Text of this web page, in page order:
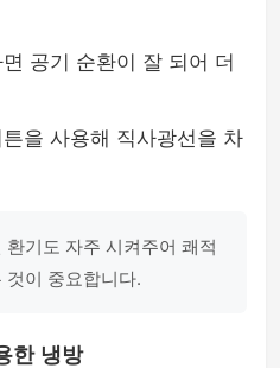
공기 순환이 잘 되어 더
을 사용해 직사광선을 차
기도 자주 시켜주어 쾌적
것이 중요합니다.
한 냉방